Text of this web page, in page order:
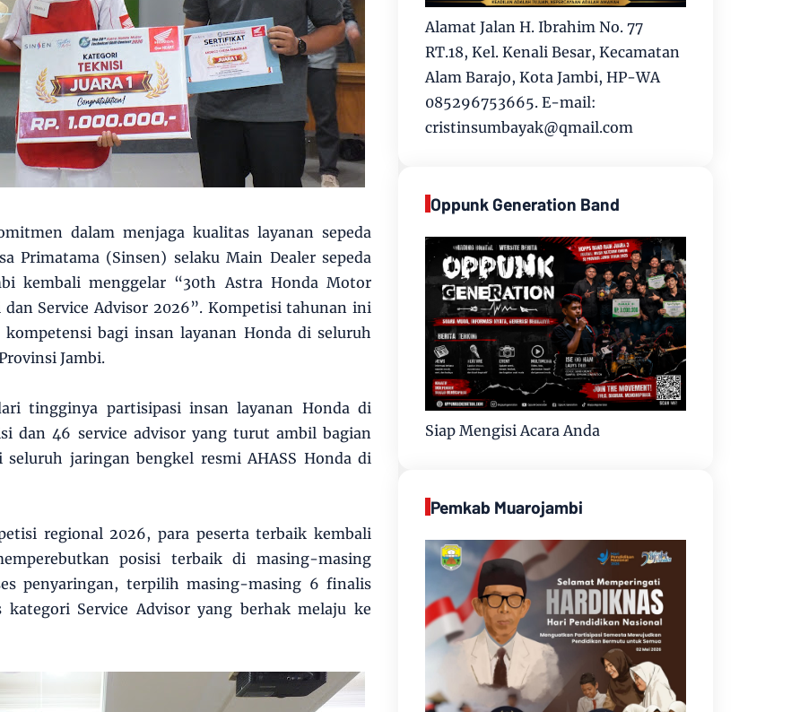
dalam menjaga kualitas layanan sepeda
Primatama (Sinsen) selaku Main Dealer sepeda
kembali menggelar “30th Astra Honda Motor
Service Advisor 2026”. Kompetisi tahunan ini
bagi insan layanan Honda di seluruh
Jambi.
tingginya partisipasi insan layanan Honda di
dan 46 service advisor yang turut ambil bagian
seluruh jaringan bengkel resmi AHASS Honda di
regional 2026, para peserta terbaik kembali
posisi terbaik di masing-masing
penyaringan, terpilih masing-masing 6 finalis
Service Advisor yang berhak melaju ke
Alamat Jalan H. Ibrahim No. 77
RT.18, Kel. Kenali Besar, Kecamatan
Alam Barajo, Kota Jambi, HP-WA
085296753665. E-mail:
cristinsumbayak@qmail.com
Oppunk Generation Band
Siap Mengisi Acara Anda
Pemkab Muarojambi